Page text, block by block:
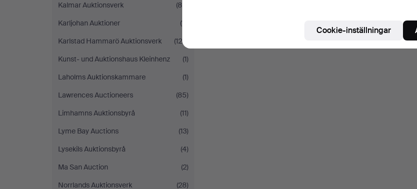
Kalmar Auktionsverk
(86)
Karljohan Auktioner
(11)
Karlstad Hammarö Auktionsverk
(126)
Kunst- und Auktionshaus Kleinhenz
(1)
Laholms Auktionskammare
(1)
Lawrences Auctioneers
(85)
Limhamns Auktionsbyrå
(11)
Lyme Bay Auctions
(13)
Lysekils Auktionsbyrå
(4)
Ma San Auction
(2)
Norrlands Auktionsverk
(28)
Cookie-inställningar